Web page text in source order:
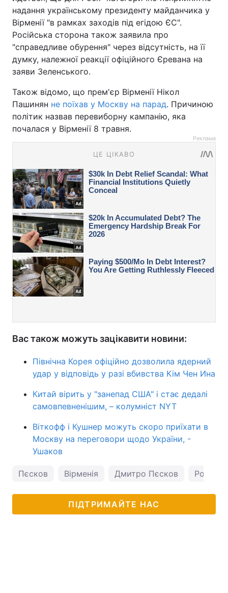
надання українському президенту майданчика у
Вірменії "в рамках заходів під егідою ЄС".
Російська сторона також заявила про
"справедливе обурення" через відсутність, на її
думку, належної реакції офіційного Єревана на
заяви Зеленського.
Також відомо, що прем'єр Вірменії Нікол
Пашинян не поїхав у Москву на парад. Причиною
політик назвав перевиборну кампанію, яка
почалася у Вірменії 8 травня.
Реклама
Вас також можуть зацікавити новини:
Північна Корея офіційно дозволила ядерний
удар у відповідь у разі вбивства Кім Чен Ина
Китай вірить у "занепад США" і стає дедалі
самовпевненішим, – колумніст NYT
Віткофф і Кушнер можуть скоро приїхати в
Москву на переговори щодо України, -
Ушаков
Пєсков Вірменія Дмитро Пєсков Росія
ПІДТРИМАЙТЕ НАС